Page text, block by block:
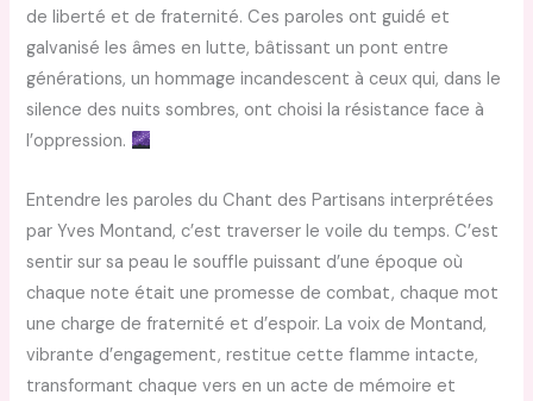
de liberté et de fraternité. Ces paroles ont guidé et
galvanisé les âmes en lutte, bâtissant un pont entre
générations, un hommage incandescent à ceux qui, dans le
silence des nuits sombres, ont choisi la résistance face à
l’oppression.
Entendre les paroles du Chant des Partisans interprétées
par Yves Montand, c’est traverser le voile du temps. C’est
sentir sur sa peau le souffle puissant d’une époque où
chaque note était une promesse de combat, chaque mot
une charge de fraternité et d’espoir. La voix de Montand,
vibrante d’engagement, restitue cette flamme intacte,
transformant chaque vers en un acte de mémoire et